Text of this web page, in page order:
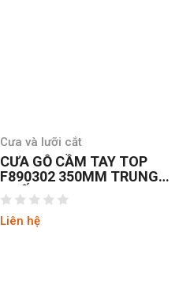
Cưa và lưỡi cắt
CƯA GỖ CẦM TAY TOP
F890302 350MM TRUNG
QUỐC
Liên hệ